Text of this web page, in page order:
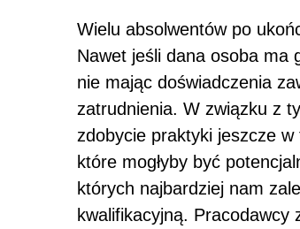
Wielu absolwentów po
Nawet jeśli dana osoba ma
nie mając doświadczenia
zatrudnienia. W związku z
zdobycie praktyki jeszcze
które mogłyby być
których najbardziej nam
kwalifikacyjną.